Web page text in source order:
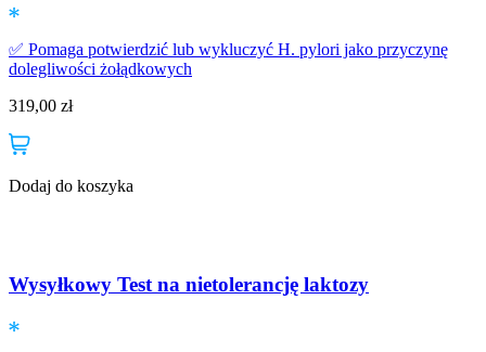
✅ Pomaga potwierdzić lub wykluczyć H. pylori jako przyczynę
dolegliwości żołądkowych
319,00 zł
Dodaj do koszyka
Wysyłkowy Test na nietolerancję laktozy